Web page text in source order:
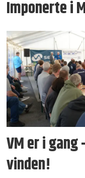
Imponerte i
VM er i
vinden!